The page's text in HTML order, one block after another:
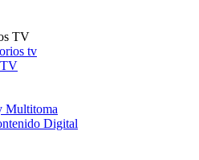
TV
tv
TV
Multitoma
Digital